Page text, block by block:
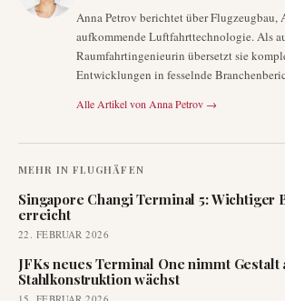
Anna Petrov berichtet über Flugzeugbau,
aufkommende Luftfahrttechnologie. Als
Raumfahrtingenieurin übersetzt sie
Entwicklungen in fesselnde
Alle Artikel von Anna Petrov →
MEHR IN FLUGHÄFEN
Singapore Changi Terminal 5: Wichtiger
erreicht
22. FEBRUAR 2026
JFKs neues Terminal One nimmt Gestalt
Stahlkonstruktion wächst